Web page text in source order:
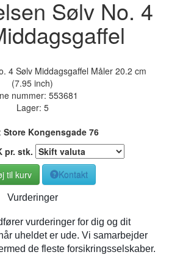
Sølv No. 4
4 Sølv Middagsgaffel Måler 20.2 cm
(7.95 inch)
nummer: 553681
Lager: 5
Store Kongensgade 76
pr. stk.
til kurv
Kontakt
Vurderinger
vurderinger for dig og dit
uheldet er ude. Vi samarbejder
de fleste forsikringsselskaber.